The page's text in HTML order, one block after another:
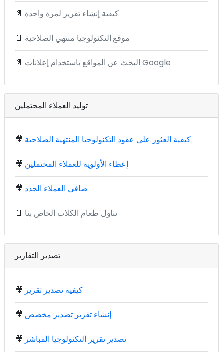
📄 كيفية إنشاء تقرير لمرة واحدة
📄 موقع التكنولوجيا منتهي الصلاحية
📄 البحث عن المواقع باستخدام إعلانات Google
توليد العملاء المحتملين
🎥 كيفية العثور على عقود التكنولوجيا المنتهية الصلاحية
🎥 إعطاء الأولوية للعملاء المحتملين
🎥 صافي العملاء الجدد
📄 تناول طعام الكلاب الخاص بنا
تصدير التقارير
🎥 كيفية تصدير تقرير
🎥 إنشاء تقرير تصدير مخصص
🎥 تصدير تقرير التكنولوجيا المباشر